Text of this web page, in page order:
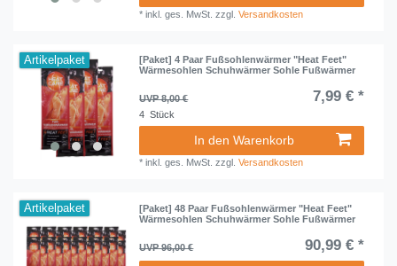
*inkl. ges. MwSt. zzgl.Versandkosten
Artikelpaket
[Paket] 4 Paar Fußsohlenwärmer "Heat Feet"
Wärmesohlen Schuhwärmer Sohle Fußwärmer
UVP 8,00 € 7,99 € *
4 Stück
In den Warenkorb
*inkl. ges. MwSt. zzgl.Versandkosten
Artikelpaket
[Paket] 48 Paar Fußsohlenwärmer "Heat Feet"
Wärmesohlen Schuhwärmer Sohle Fußwärmer
UVP 96,00 € 90,99 € *